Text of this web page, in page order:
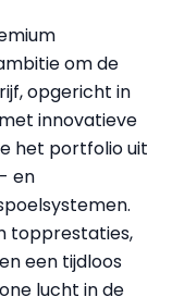
om de
opgericht in
innovatieve
het portfolio uit
en
topprestaties,
een tijdloos
lucht in de